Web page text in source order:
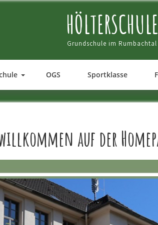
HÖLTERSCHULE
Grundschule im Rumbachtal
OGS Sportklasse
auf der